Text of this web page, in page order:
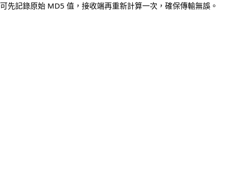
可先記錄原始 MD5 值，接收端再重新計算一次，確保傳輸無誤。